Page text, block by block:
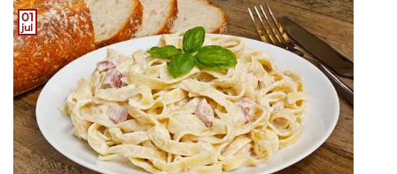
01
jul